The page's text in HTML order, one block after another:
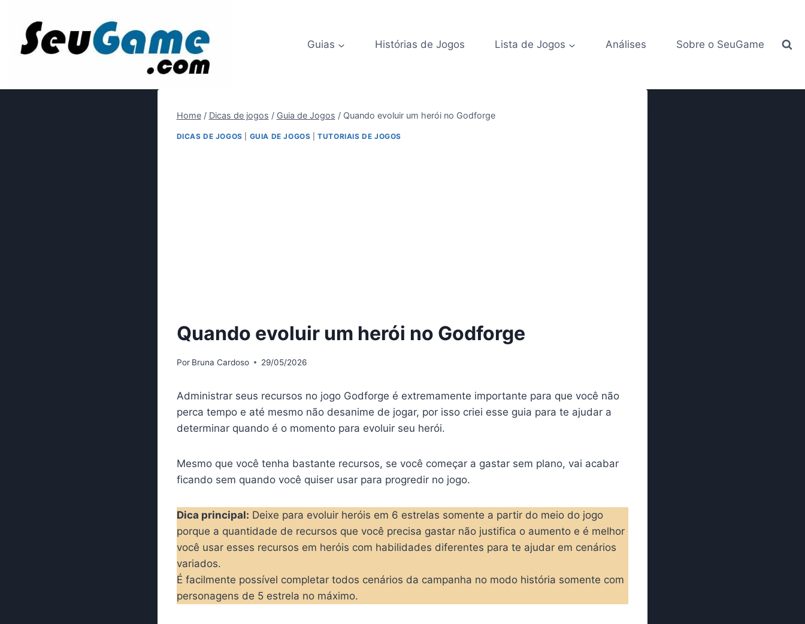
Conteúdo
Guias Histórias de Jogos Lista de Jogos Análises Sobre o SeuGame
Home / Dicas de jogos / Guia de Jogos / Quando evoluir um herói no Godforge
DICAS DE JOGOS GUIA DE JOGOS |TUTORIAIS DE JOGOS
Quando evoluir um herói no Godforge
Por Bruna Cardoso 29/05/2026
Administrar seus recursos no jogo Godforge é extremamente importante para que você não
perca tempo e até mesmo não desanime de jogar, por isso criei esse guia para te ajudar a
determinar quando é o momento para evoluir seu herói.
Mesmo que você tenha bastante recursos, se você começar a gastar sem plano, vai acabar
ficando sem quando você quiser usar para progredir no jogo.
Dica principal: Deixe para evoluir heróis em 6 estrelas somente a partir do meio do jogo
porque a quantidade de recursos que você precisa gastar não justifica o aumento e é melhor
você usar esses recursos em heróis com habilidades diferentes para te ajudar em cenários
variados.
É facilmente possível completar todos cenários da campanha no modo história somente com
personagens de 5 estrela no máximo.